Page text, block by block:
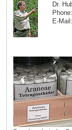
Dr.
E-Mail: